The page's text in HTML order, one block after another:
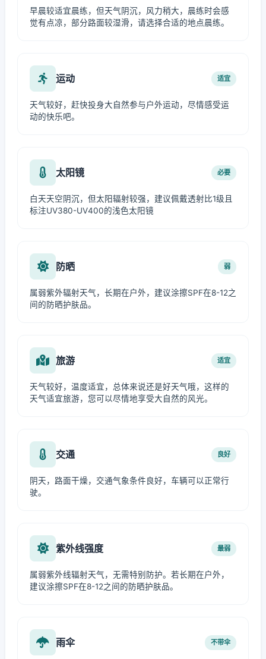
早晨较适宜晨练，但天气阴沉，风力稍大，晨练时会感
觉有点凉，部分路面较湿滑，请选择合适的地点晨练。
运动 适宜
天气较好，赶快投身大自然参与户外运动，尽情感受运
动的快乐吧。
太阳镜 必要
白天天空阴沉，但太阳辐射较强，建议佩戴透射比1级且
标注UV380-UV400的浅色太阳镜
防晒 弱
属弱紫外辐射天气，长期在户外，建议涂擦SPF在8-12之
间的防晒护肤品。
旅游 适宜
天气较好，温度适宜，总体来说还是好天气哦，这样的
天气适宜旅游，您可以尽情地享受大自然的风光。
交通 良好
阴天，路面干燥，交通气象条件良好，车辆可以正常行
驶。
紫外线强度 最弱
属弱紫外线辐射天气，无需特别防护。若长期在户外，
建议涂擦SPF在8-12之间的防晒护肤品。
雨伞 不带伞